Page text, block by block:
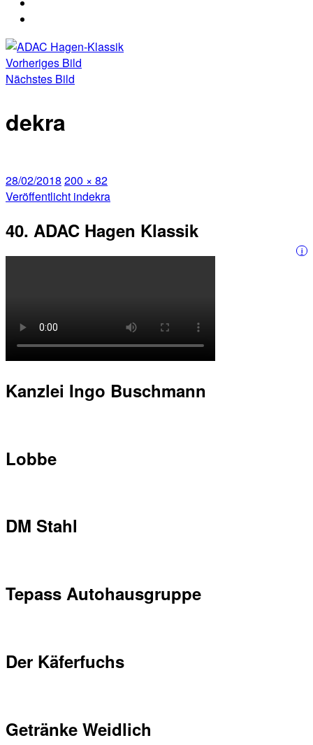
40.
ADAC
Hagen-
Vorheriges Bild
Nächstes Bild
dekra
Veröffentlicht
am
28/02/2018 Volle
Größe
200 × 82
Beitragsnavigation
Veröffentlicht indekra
40. ADAC Hagen Klassik
i
Kanzlei Ingo Buschmann
Lobbe
DM Stahl
Tepass Autohausgruppe
Der Käferfuchs
Getränke Weidlich